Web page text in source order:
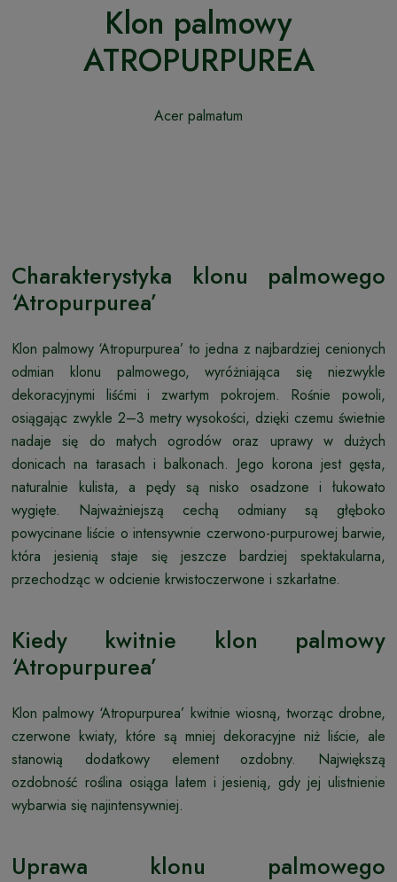
Klon palmowy
ATROPURPUREA
Acer palmatum
Charakterystyka klonu palmowego
‘Atropurpurea’
Klon palmowy ‘Atropurpurea’ to jedna z najbardziej cenionych
odmian klonu palmowego, wyróżniająca się niezwykle
dekoracyjnymi liśćmi i zwartym pokrojem. Rośnie powoli,
osiągając zwykle 2–3 metry wysokości, dzięki czemu świetnie
nadaje się do małych ogrodów oraz uprawy w dużych
donicach na tarasach i balkonach. Jego korona jest gęsta,
naturalnie kulista, a pędy są nisko osadzone i łukowato
wygięte. Najważniejszą cechą odmiany są głęboko
powycinane liście o intensywnie czerwono-purpurowej barwie,
która jesienią staje się jeszcze bardziej spektakularna,
przechodząc w odcienie krwistoczerwone i szkarłatne.
Kiedy kwitnie klon palmowy
‘Atropurpurea’
Klon palmowy ‘Atropurpurea’ kwitnie wiosną, tworząc drobne,
czerwone kwiaty, które są mniej dekoracyjne niż liście, ale
stanowią dodatkowy element ozdobny. Największą
ozdobność roślina osiąga latem i jesienią, gdy jej ulistnienie
wybarwia się najintensywniej.
Uprawa klonu palmowego